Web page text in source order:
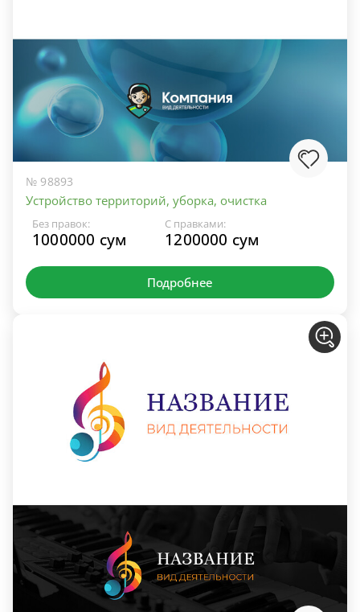
№ 98893
Устройство территорий, уборка, очистка
Без правок:
1000000 сум
С правками:
1200000 сум
Подробнее